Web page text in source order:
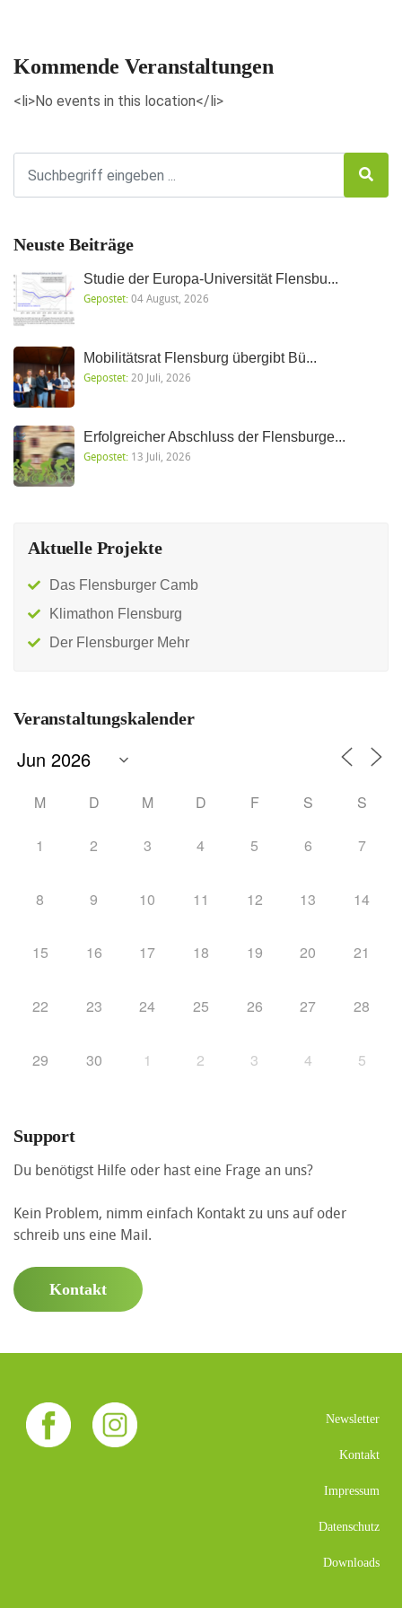
Kommende Veranstaltungen
<li>No events in this location</li>
Neuste Beiträge
Studie der Europa-Universität Flensbu...
Gepostet:04 August, 2026
Mobilitätsrat Flensburg übergibt Bü...
Gepostet: 20 Juli, 2026
Erfolgreicher Abschluss der Flensburge...
Gepostet: 13 Juli, 2026
Aktuelle Projekte
Das Flensburger Camb
Klimathon Flensburg
Der Flensburger Mehr
Veranstaltungskalender
M D M D F S S
1 2 3 4 5 6 7
8 9 10 11 12 13 14
15 16 17 18 19 20 21
22 23 24 25 26 27 28
29 30 1 2 3 4 5
Support
Du benötigst Hilfe oder hast eine Frage an uns?
Kein Problem, nimm einfach Kontakt zu uns auf oder
schreib uns eine Mail.
Kontakt
Newsletter
Kontakt
Impressum
Datenschutz
Downloads